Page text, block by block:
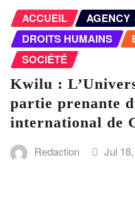
ACCUEIL AGENCY
DROITS HUMAINS
SOCIÉTÉ
Kwilu :
partie prenante
international de
Redaction Jul